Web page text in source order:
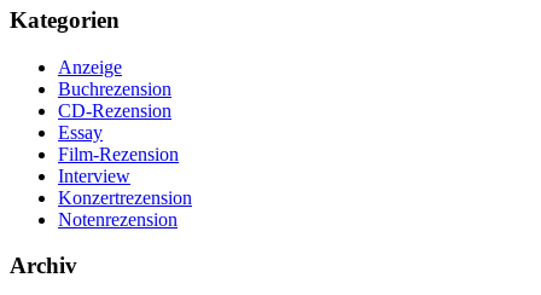
Kategorien
Anzeige
Buchrezension
CD-Rezension
Essay
Film-Rezension
Interview
Konzertrezension
Notenrezension
Archiv